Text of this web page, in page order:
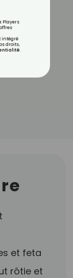
et feta
rôtie et
Players
intégré
droits,
.